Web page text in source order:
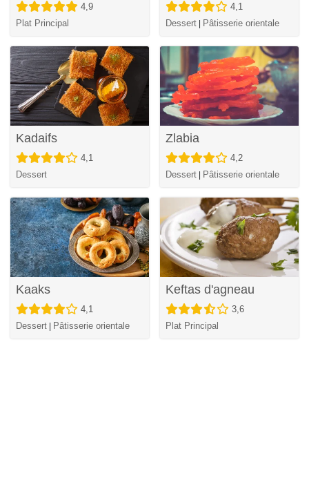
4,9
Plat Principal
4,1
Dessert | Pâtisserie orientale
Kadaifs
4,1
Dessert
Zlabia
4,2
Dessert | Pâtisserie orientale
Kaaks
4,1
Dessert | Pâtisserie orientale
Keftas d'agneau
3,6
Plat Principal